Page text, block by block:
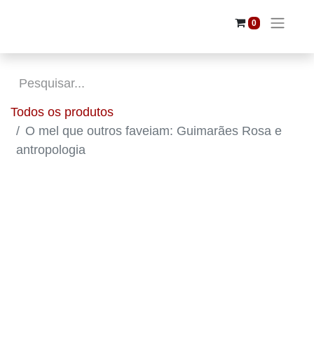
0
Todos os produtos
O mel que outros faveiam: Guimarães Rosa
e antropologia